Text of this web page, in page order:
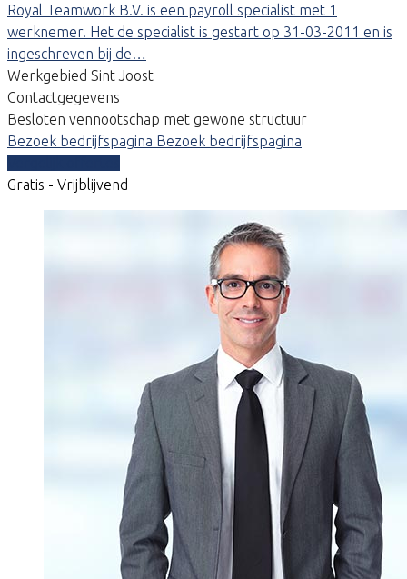
Royal Teamwork B.V. is een payroll specialist met 1
werknemer. Het de specialist is gestart op 31-03-2011 en is
ingeschreven bij de…
Werkgebied Sint Joost
Contactgegevens
Besloten vennootschap met gewone structuur
Bezoek bedrijfspagina Bezoek bedrijfspagina
Gratis - Vrijblijvend